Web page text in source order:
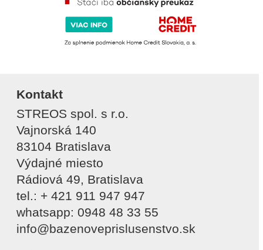
Kontakt
STREOS spol. s r.o.
Vajnorská 140
83104 Bratislava
Výdajné miesto
Rádiová 49, Bratislava
tel.: + 421 911 947 947
whatsapp: 0948 48 33 55
info@bazenoveprislusenstvo.sk